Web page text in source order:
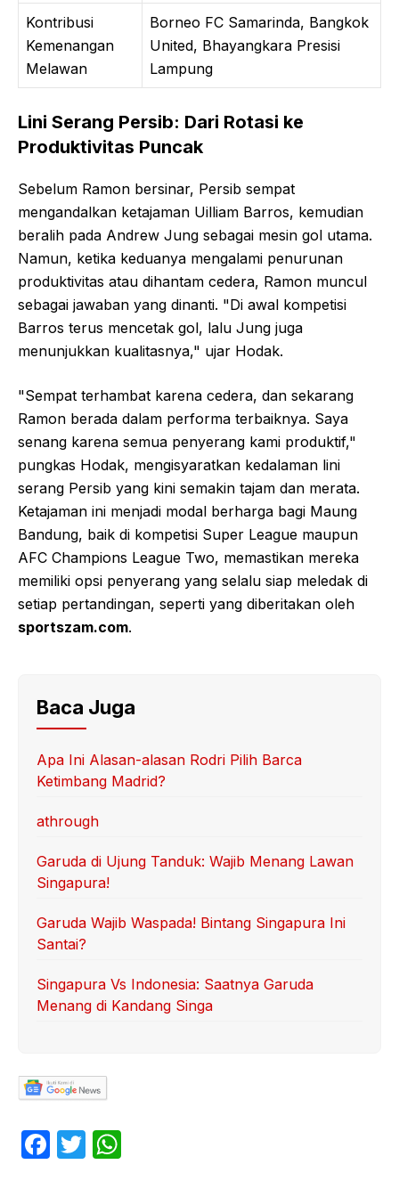
Kontribusi
Kemenangan
Melawan
Borneo FC Samarinda, Bangkok
United, Bhayangkara Presisi
Lampung
Lini Serang Persib: Dari Rotasi ke
Produktivitas Puncak
Sebelum Ramon bersinar, Persib sempat
mengandalkan ketajaman Uilliam Barros, kemudian
beralih pada Andrew Jung sebagai mesin gol utama.
Namun, ketika keduanya mengalami penurunan
produktivitas atau dihantam cedera, Ramon muncul
sebagai jawaban yang dinanti. "Di awal kompetisi
Barros terus mencetak gol, lalu Jung juga
menunjukkan kualitasnya," ujar Hodak.
"Sempat terhambat karena cedera, dan sekarang
Ramon berada dalam performa terbaiknya. Saya
senang karena semua penyerang kami produktif,"
pungkas Hodak, mengisyaratkan kedalaman lini
serang Persib yang kini semakin tajam dan merata.
Ketajaman ini menjadi modal berharga bagi Maung
Bandung, baik di kompetisi Super League maupun
AFC Champions League Two, memastikan mereka
memiliki opsi penyerang yang selalu siap meledak di
setiap pertandingan, seperti yang diberitakan oleh
sportszam.com.
Baca Juga
Apa Ini Alasan-alasan Rodri Pilih Barca
Ketimbang Madrid?
athrough
Garuda di Ujung Tanduk: Wajib Menang Lawan
Singapura!
Garuda Wajib Waspada! Bintang Singapura Ini
Santai?
Singapura Vs Indonesia: Saatnya Garuda
Menang di Kandang Singa
F
T